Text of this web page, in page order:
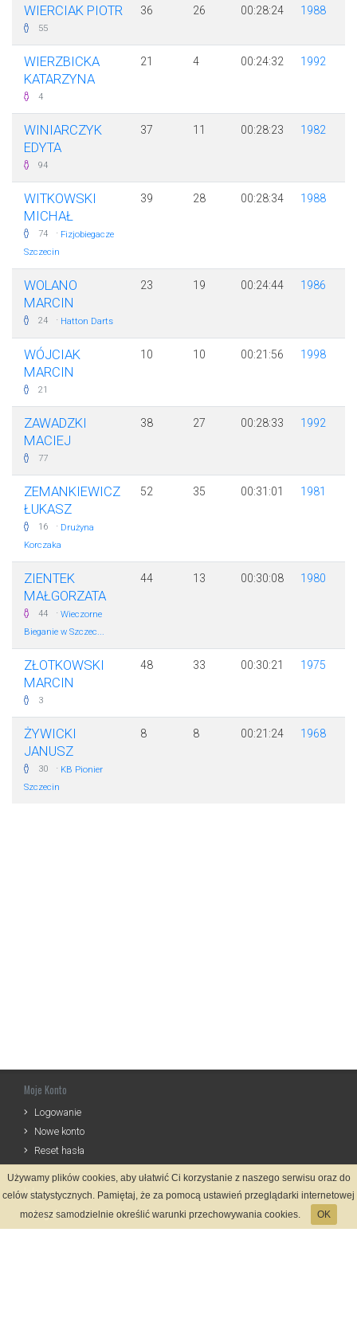
WIERCIAK PIOTR
55
36 26 00:28:24 1988
WIERZBICKA
KATARZYNA
4
21 4 00:24:32 1992
WINIARCZYK
EDYTA
94
37 11 00:28:23 1982
WITKOWSKI
MICHAŁ
74 · Fizjobiegacze
Szczecin
39 28 00:28:34 1988
WOLANO
MARCIN
24 · Hatton Darts
23 19 00:24:44 1986
WÓJCIAK
MARCIN
21
10 10 00:21:56 1998
ZAWADZKI
MACIEJ
77
38 27 00:28:33 1992
ZEMANKIEWICZ
ŁUKASZ
16 · Drużyna
Korczaka
52 35 00:31:01 1981
ZIENTEK
MAŁGORZATA
44 · Wieczorne
Bieganie w Szczec...
44 13 00:30:08 1980
ZŁOTKOWSKI
MARCIN
3
48 33 00:30:21 1975
ŻYWICKI
JANUSZ
30 · KB Pionier
Szczecin
8 8 00:21:24 1968
Moje Konto
Logowanie
Nowe konto
Reset hasła
Informacje
Regulamin
Używamy plików cookies, aby ułatwić Ci korzystanie z naszego serwisu oraz do
celów statystycznych. Pamiętaj, że za pomocą ustawień przeglądarki internetowej
możesz samodzielnie określić warunki przechowywania cookies.
OK